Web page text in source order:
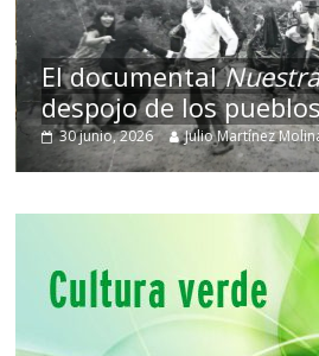
El documental
despojo de los
30 junio, 2026 Julio Martínez